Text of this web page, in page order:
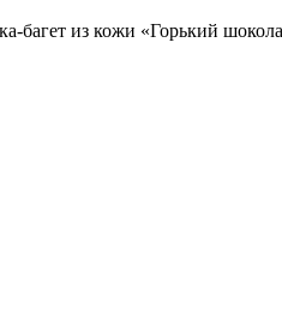
багет из кожи «Горький